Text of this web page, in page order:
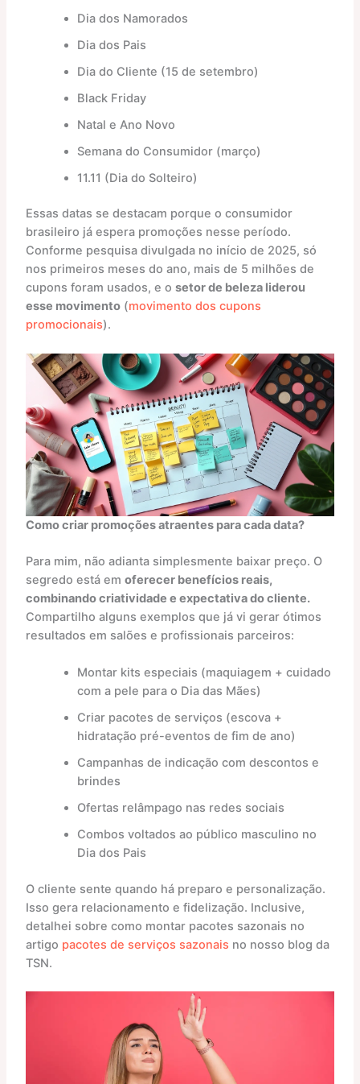
Dia dos Namorados
Dia dos Pais
Dia do Cliente (15 de setembro)
Black Friday
Natal e Ano Novo
Semana do Consumidor (março)
11.11 (Dia do Solteiro)
Essas datas se destacam porque o consumidor
brasileiro já espera promoções nesse período.
Conforme pesquisa divulgada no início de 2025, só
nos primeiros meses do ano, mais de 5 milhões de
cupons foram usados, e o setor de beleza liderou
esse movimento(movimento dos cupons
promocionais).
Como criar promoções atraentes para cada data?
Para mim, não adianta simplesmente baixar preço. O
segredo está em oferecer benefícios reais,
combinando criatividade e expectativa do cliente.
Compartilho alguns exemplos que já vi gerar ótimos
resultados em salões e profissionais parceiros:
Montar kits especiais (maquiagem + cuidado
com a pele para o Dia das Mães)
Criar pacotes de serviços (escova +
hidratação pré-eventos de fim de ano)
Campanhas de indicação com descontos e
brindes
Ofertas relâmpago nas redes sociais
Combos voltados ao público masculino no
Dia dos Pais
O cliente sente quando há preparo e personalização.
Isso gera relacionamento e fidelização. Inclusive,
detalhei sobre como montar pacotes sazonais no
artigo pacotes de serviços sazonais no nosso blog da
TSN.